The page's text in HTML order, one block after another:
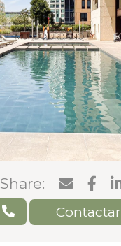
Share:
Contactar